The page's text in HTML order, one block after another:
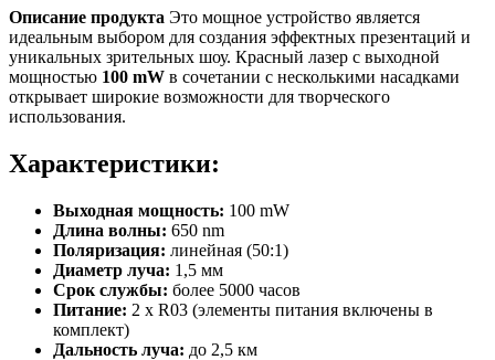
Описание продукта Это мощное устройство является
идеальным выбором для создания эффектных презентаций и
уникальных зрительных шоу. Красный лазер с выходной
мощностью 100 mW в сочетании с несколькими насадками
открывает широкие возможности для творческого
использования.
Характеристики:
Выходная мощность: 100 mW
Длина волны: 650 nm
Поляризация: линейная (50:1)
Диаметр луча: 1,5 мм
Срок службы: более 5000 часов
Питание: 2 х R03 (элементы питания включены в
комплект)
Дальность луча: до 2,5 км